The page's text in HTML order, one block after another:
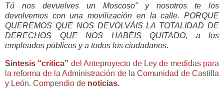
Tú nos devuelves un Moscoso" y nosotros te los
devolvemos con una movilización en la calle. PORQUE
QUEREMOS QUE NOS DEVOLVÁIS LA TOTALIDAD DE
DERECHOS QUE NOS HABÉIS QUITADO, a los
empleados públicos y a todos los ciudadanos.
Síntesis “crítica” del Anteproyecto de Ley de medidas para
la reforma de la Administración de la Comunidad de Castilla
y León. Compendio de noticias.